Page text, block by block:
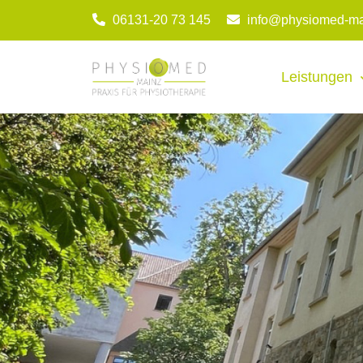
06131-20 73 145 info@physiomed-
Leistungen